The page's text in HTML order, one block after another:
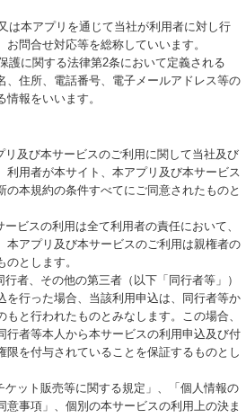
は本アプリを通じて当社が利用者に対し行
問合せ対応等を総称していいます。
護に関する法律第2条において定義される
、住所、電話番号、電子メールアドレス等の
報をいいます。
リ及び本サービスのご利用に関して当社及び
利用者が本サイト、本アプリ及び本サービス
の本規約の条件すべてにご同意されたものと
ビスの利用は全て利用者の責任において、
本アプリ及び本サービスのご利用は親権者の
とします。
者、その他の第三者（以下「同行者等」）
を行った場合、当該利用申込は、同行者等か
と行われたものとみなします。この場合、
行者等本人から本サービスの利用申込及び付
限を付与されていることを保証するものとし
ット販売等に関する規定」、「個人情報の
意事項」、個別の本サービスの利用上の決ま